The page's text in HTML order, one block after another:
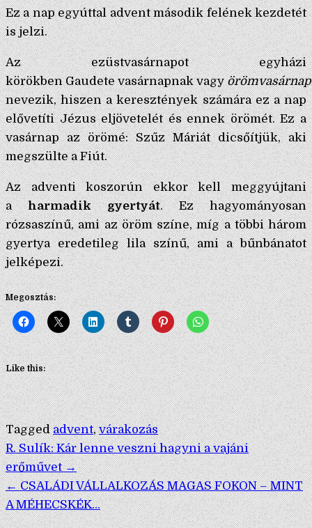
Ez a nap egyúttal advent második felének kezdetét
is jelzi.
Az ezüstvasárnapot egyházi
körökben Gaudete vasárnapnak vagy
nevezik, hiszen a keresztények számára ez a nap
elővetíti Jézus eljövetelét és ennek örömét. Ez a
vasárnap az örömé: Szűz Máriát dicsőítjük, aki
megszülte a Fiút.
Az adventi koszorún ekkor kell meggyújtani
aharmadik gyertyát. Ez hagyományosan
rózsaszínű, ami az öröm színe, míg a többi három
gyertya eredetileg lila színű, ami a bűnbánatot
jelképezi.
Megosztás:
Like this:
Taggedadvent,várakozás
Bejegyzés
navigáció
R. Sulík: Kár lenne veszni hagyni a vajáni
erőművet →
← CSALÁDI VÁLLALKOZÁS MAGAS FOKON – MINT
A MÉHECSKÉK…